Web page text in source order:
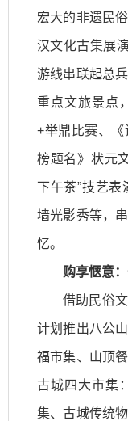
宏大的非遗民
汉文化古集展
游线串联起总
重点文旅景点
+举鼎比赛、
榜题名》状元
下午茶”技艺
墙光影秀等，
忆。
购享惬意
借助民俗
计划推出八公
福市集、山顶
古城四大市集
集、古城传统